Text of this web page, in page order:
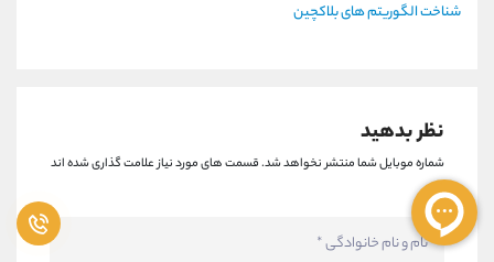
شناخت الگوریتم های بلاکچین
نظر بدهید
شماره موبایل شما منتشر نخواهد شد.قسمت های مورد نیاز علامت گذاری شده اند
*